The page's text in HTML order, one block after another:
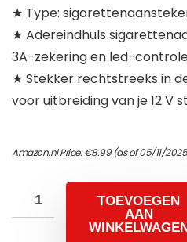
★ Type:
★ Adereindhuls
3A-zekering en led-
★ Stekker rechtstreeks in
voor uitbreiding van je 12 V
Amazon.nl Price:€8.99(as of 05/11/2025
TOEVOEGEN
AAN